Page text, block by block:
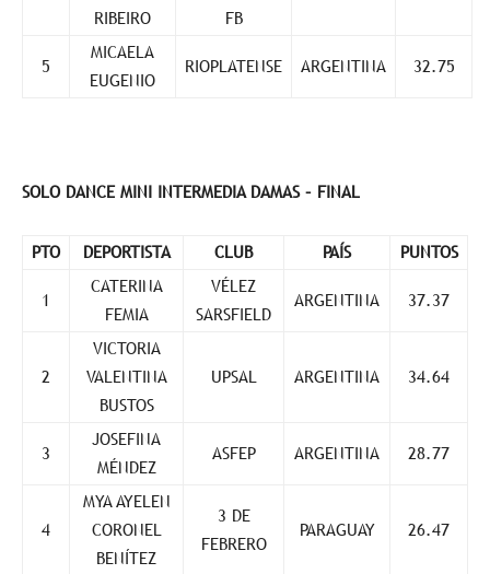
RIBEIRO
FB
5
MICAELA
EUGENIO
RIOPLATENSE ARGENTINA 32.75
SOLO DANCE MINI INTERMEDIA DAMAS – FINAL
PTO DEPORTISTA CLUB PAÍS PUNTOS
1
CATERINA
FEMIA
VÉLEZ
SARSFIELD
ARGENTINA 37.37
2
VICTORIA
VALENTINA
BUSTOS
UPSAL ARGENTINA 34.64
3
JOSEFINA
MÉNDEZ
ASFEP ARGENTINA 28.77
4
MYA AYELEN
CORONEL
BENÍTEZ
3 DE
FEBRERO
PARAGUAY 26.47